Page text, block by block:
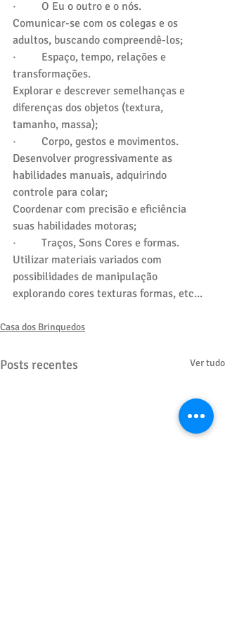
·         O Eu o outro e o nós.
Comunicar-se com os colegas e os
adultos, buscando compreendê-los;
·         Espaço, tempo, relações e
transformações.
Explorar e descrever semelhanças e
diferenças dos objetos (textura,
tamanho, massa);
·         Corpo, gestos e movimentos.
Desenvolver progressivamente as
habilidades manuais, adquirindo
controle para colar;
Coordenar com precisão e eficiência
suas habilidades motoras;
·         Traços, Sons Cores e formas.
Utilizar materiais variados com
possibilidades de manipulação
explorando cores texturas formas, etc...
Casa dos Brinquedos
Posts recentes Ver tudo